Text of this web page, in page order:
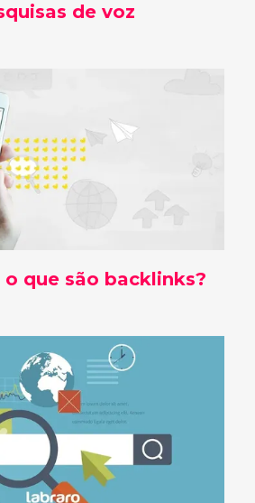
de voz
o que são backlinks?